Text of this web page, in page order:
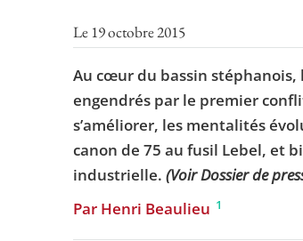
Le 19 octobre 2015
Au cœur du bassin stéphanois,
engendrés par le premier
s’améliorer, les mentalités
canon de 75 au fusil Lebel, et
industrielle. (Voir Dossier de
Par Henri Beaulieu 1